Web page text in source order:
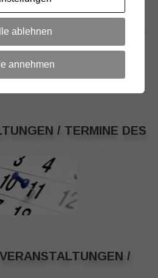
2026
/ TERMINE DES
/
ablehnen
annehmen